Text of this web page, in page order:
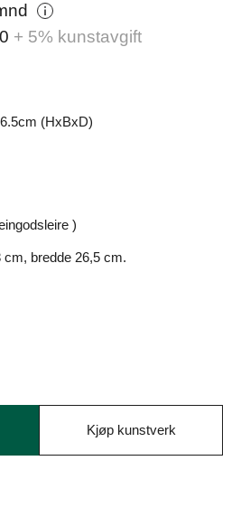
+ 5% kunstavgift
(HxBxD)
)
bredde 26,5 cm.
Kjøp kunstverk